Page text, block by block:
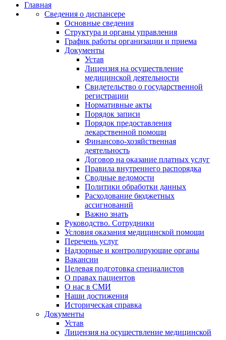
Главная
Сведения о диспансере
Основные сведения
Структура и органы управления
График работы организации и приема
Документы
Устав
Лицензия на осуществление
медицинской деятельности
Свидетельство о государственной
регистрации
Нормативные акты
Порядок записи
Порядок предоставления
лекарственной помощи
Финансово-хозяйственная
деятельность
Договор на оказание платных услуг
Правила внутреннего распорядка
Сводные ведомости
Политики обработки данных
Расходование бюджетных
ассигнований
Важно знать
Руководство. Сотрудники
Условия оказания медицинской помощи
Перечень услуг
Надзорные и контролирующие органы
Вакансии
Целевая подготовка специалистов
О правах пациентов
О нас в СМИ
Наши достижения
Историческая справка
Документы
Устав
Лицензия на осуществление медицинской